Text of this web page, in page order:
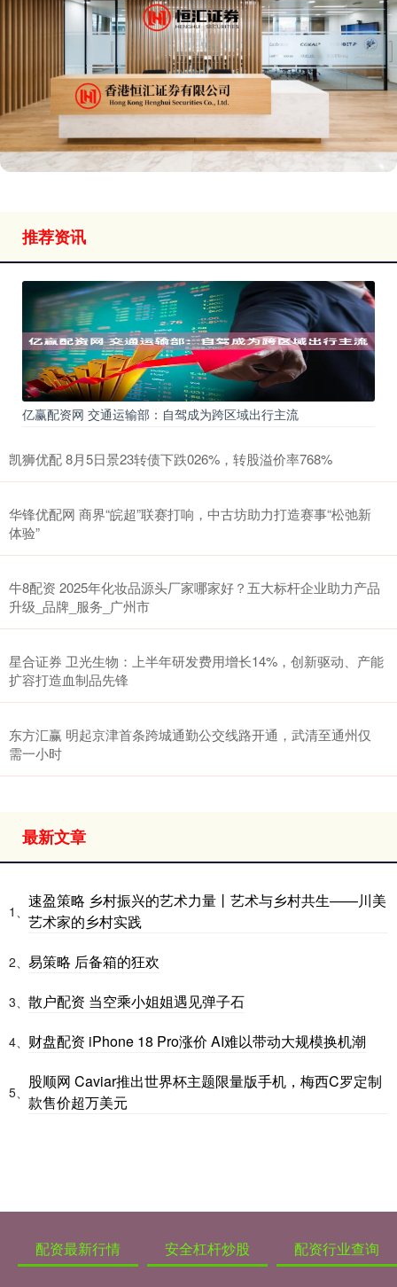
推荐资讯
亿赢配资网 交通运输部：自驾成为跨区域出行主流
凯狮优配 8月5日景23转债下跌026%，转股溢价率768%
华锋优配网 商界“皖超”联赛打响，中古坊助力打造赛事“松弛新
体验”
牛8配资 2025年化妆品源头厂家哪家好？五大标杆企业助力产品
升级_品牌_服务_广州市
星合证券 卫光生物：上半年研发费用增长14%，创新驱动、产能
扩容打造血制品先锋
东方汇赢 明起京津首条跨城通勤公交线路开通，武清至通州仅
需一小时
最新文章
1、
速盈策略 乡村振兴的艺术力量丨艺术与乡村共生——川美
艺术家的乡村实践
2、 易策略 后备箱的狂欢
3、 散户配资 当空乘小姐姐遇见弹子石
4、 财盘配资 iPhone 18 Pro涨价 AI难以带动大规模换机潮
5、
股顺网 Caviar推出世界杯主题限量版手机，梅西C罗定制
款售价超万美元
配资最新行情 安全杠杆炒股 配资行业查询